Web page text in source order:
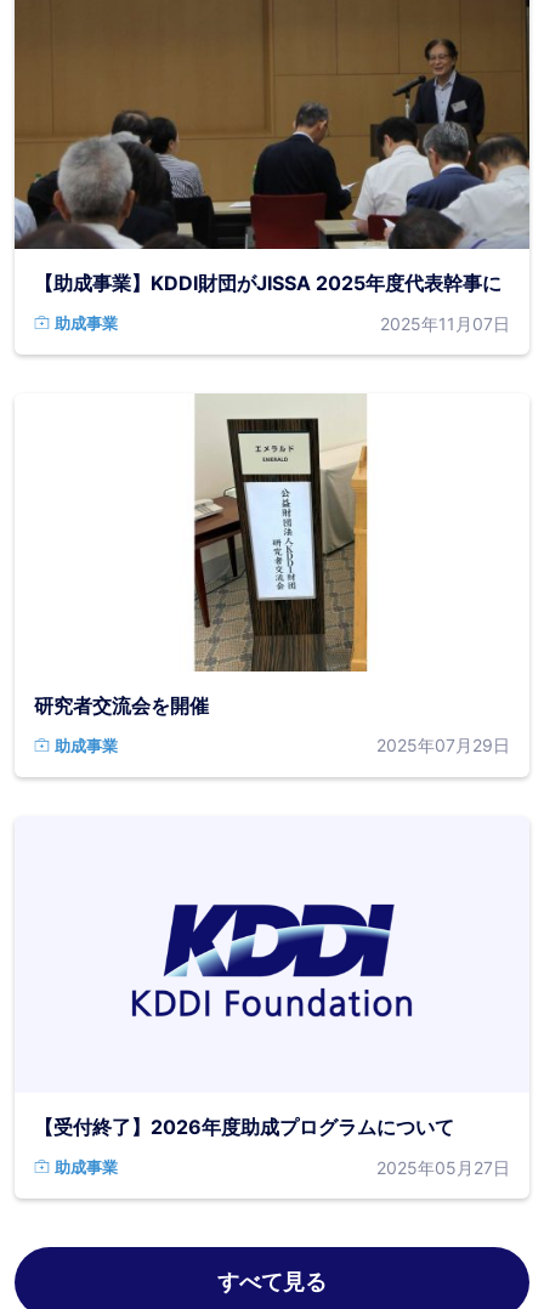
【助成事業】KDDI財団がJISSA 2025年度代表幹事に
助成事業 2025年11月07日
研究者交流会を開催
助成事業 2025年07月29日
【受付終了】2026年度助成プログラムについて
助成事業 2025年05月27日
すべて見る